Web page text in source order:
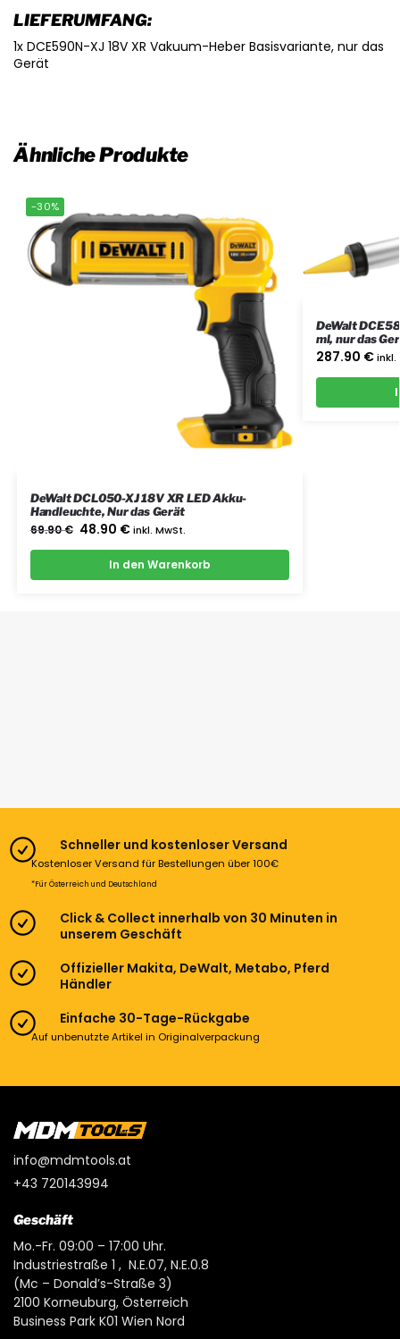
LIEFERUMFANG:
1x DCE590N-XJ 18V XR Vakuum-Heber Basisvariante, nur das
Gerät
Ähnliche Produkte
-30%
DeWalt DCL050-XJ 18V XR LED Akku-
Handleuchte, Nur das Gerät
69.90€ 48.90 € inkl. MwSt.
In den Warenkorb
DeWalt
ml, nur das
287.90 € inkl.
Schneller und kostenloser Versand
Kostenloser Versand für Bestellungen über 100€
*Für Österreich und Deutschland
Click & Collect innerhalb von 30 Minuten in
unserem Geschäft
Offizieller Makita, DeWalt, Metabo, Pferd
Händler
Einfache 30-Tage-Rückgabe
Auf unbenutzte Artikel in Originalverpackung
info@mdmtools.at
+43 720143994
Geschäft
Mo.-Fr. 09:00 – 17:00 Uhr.
Industriestraße 1 , N.E.07, N.E.0.8
(Mc – Donald’s-Straße 3)
2100 Korneuburg, Österreich
Business Park K01 Wien Nord